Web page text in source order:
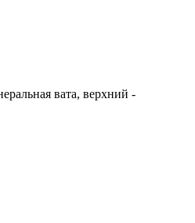
вата, верхний -